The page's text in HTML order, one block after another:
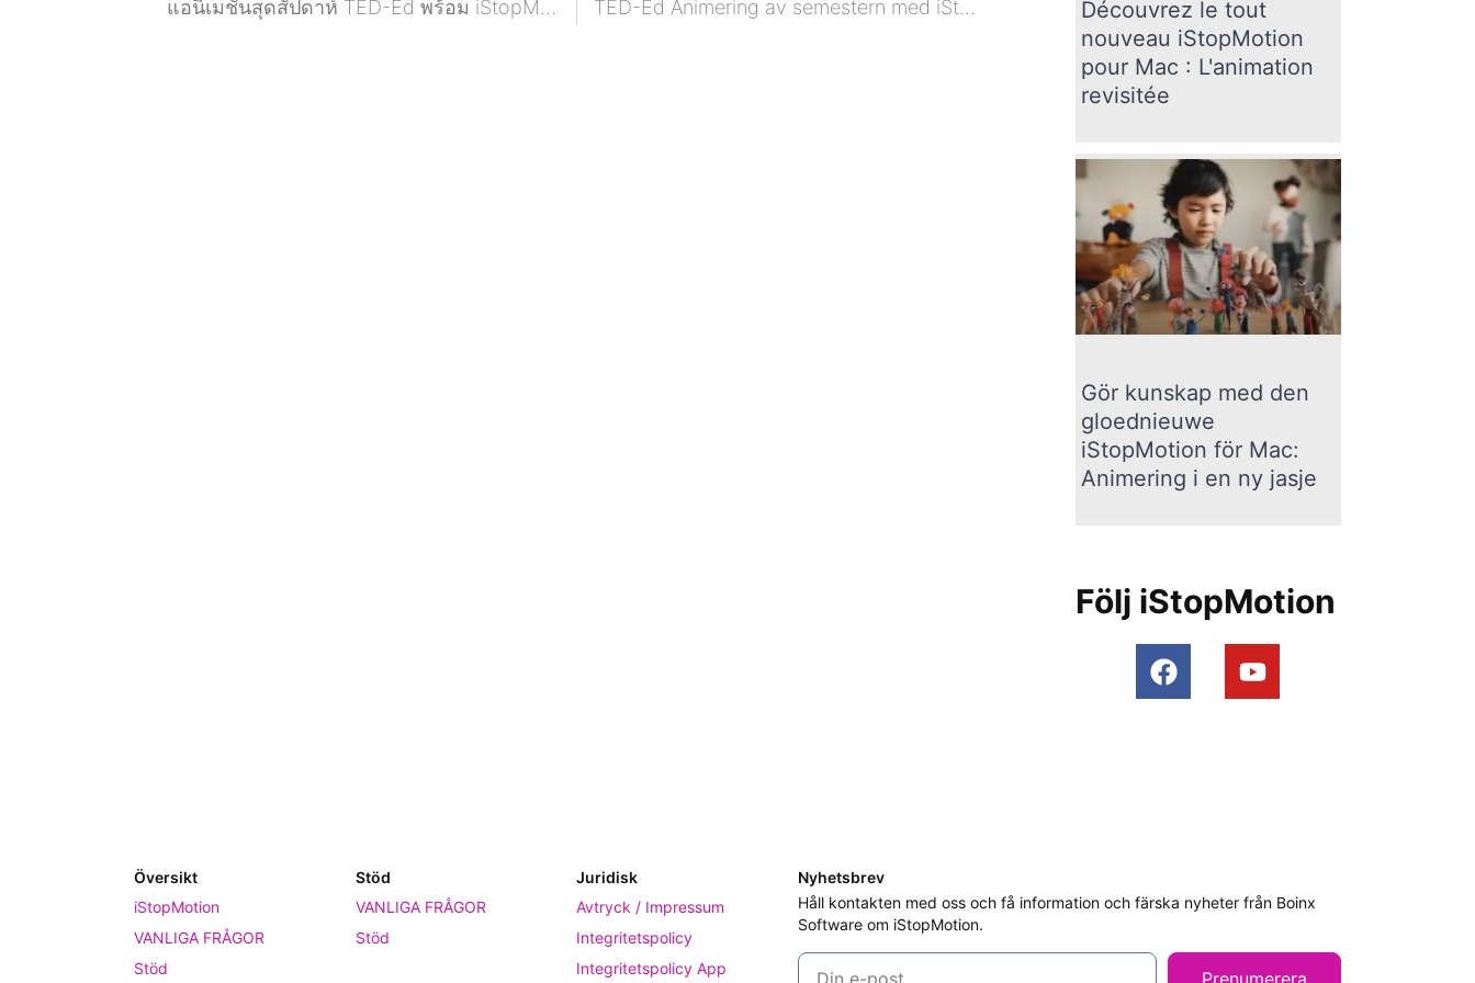
แอนิเมชั่นสุดสัปดาห์ TED-Ed พร้อม iStopMotion สำหรับ iPad TED-Ed Animering av semestern med iStopMotion för iPad
Découvrez le tout
nouveau iStopMotion
pour Mac : L'animation
revisitée
Gör kunskap med den
gloednieuwe
iStopMotion för Mac:
Animering i en ny jasje
Följ iStopMotion
Översikt
iStopMotion
VANLIGA FRÅGOR
Stöd
Stöd
VANLIGA FRÅGOR
Stöd
Juridisk
Avtryck / Impressum
Integritetspolicy
Integritetspolicy App
Nyhetsbrev
Håll kontakten med oss och få information och färska nyheter från Boinx
Software om iStopMotion.
Prenumerera